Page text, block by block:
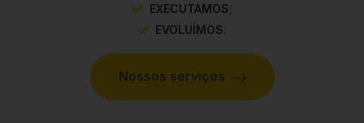
EXECUTAMOS;
EVOLUÍMOS.
Nossos serviços